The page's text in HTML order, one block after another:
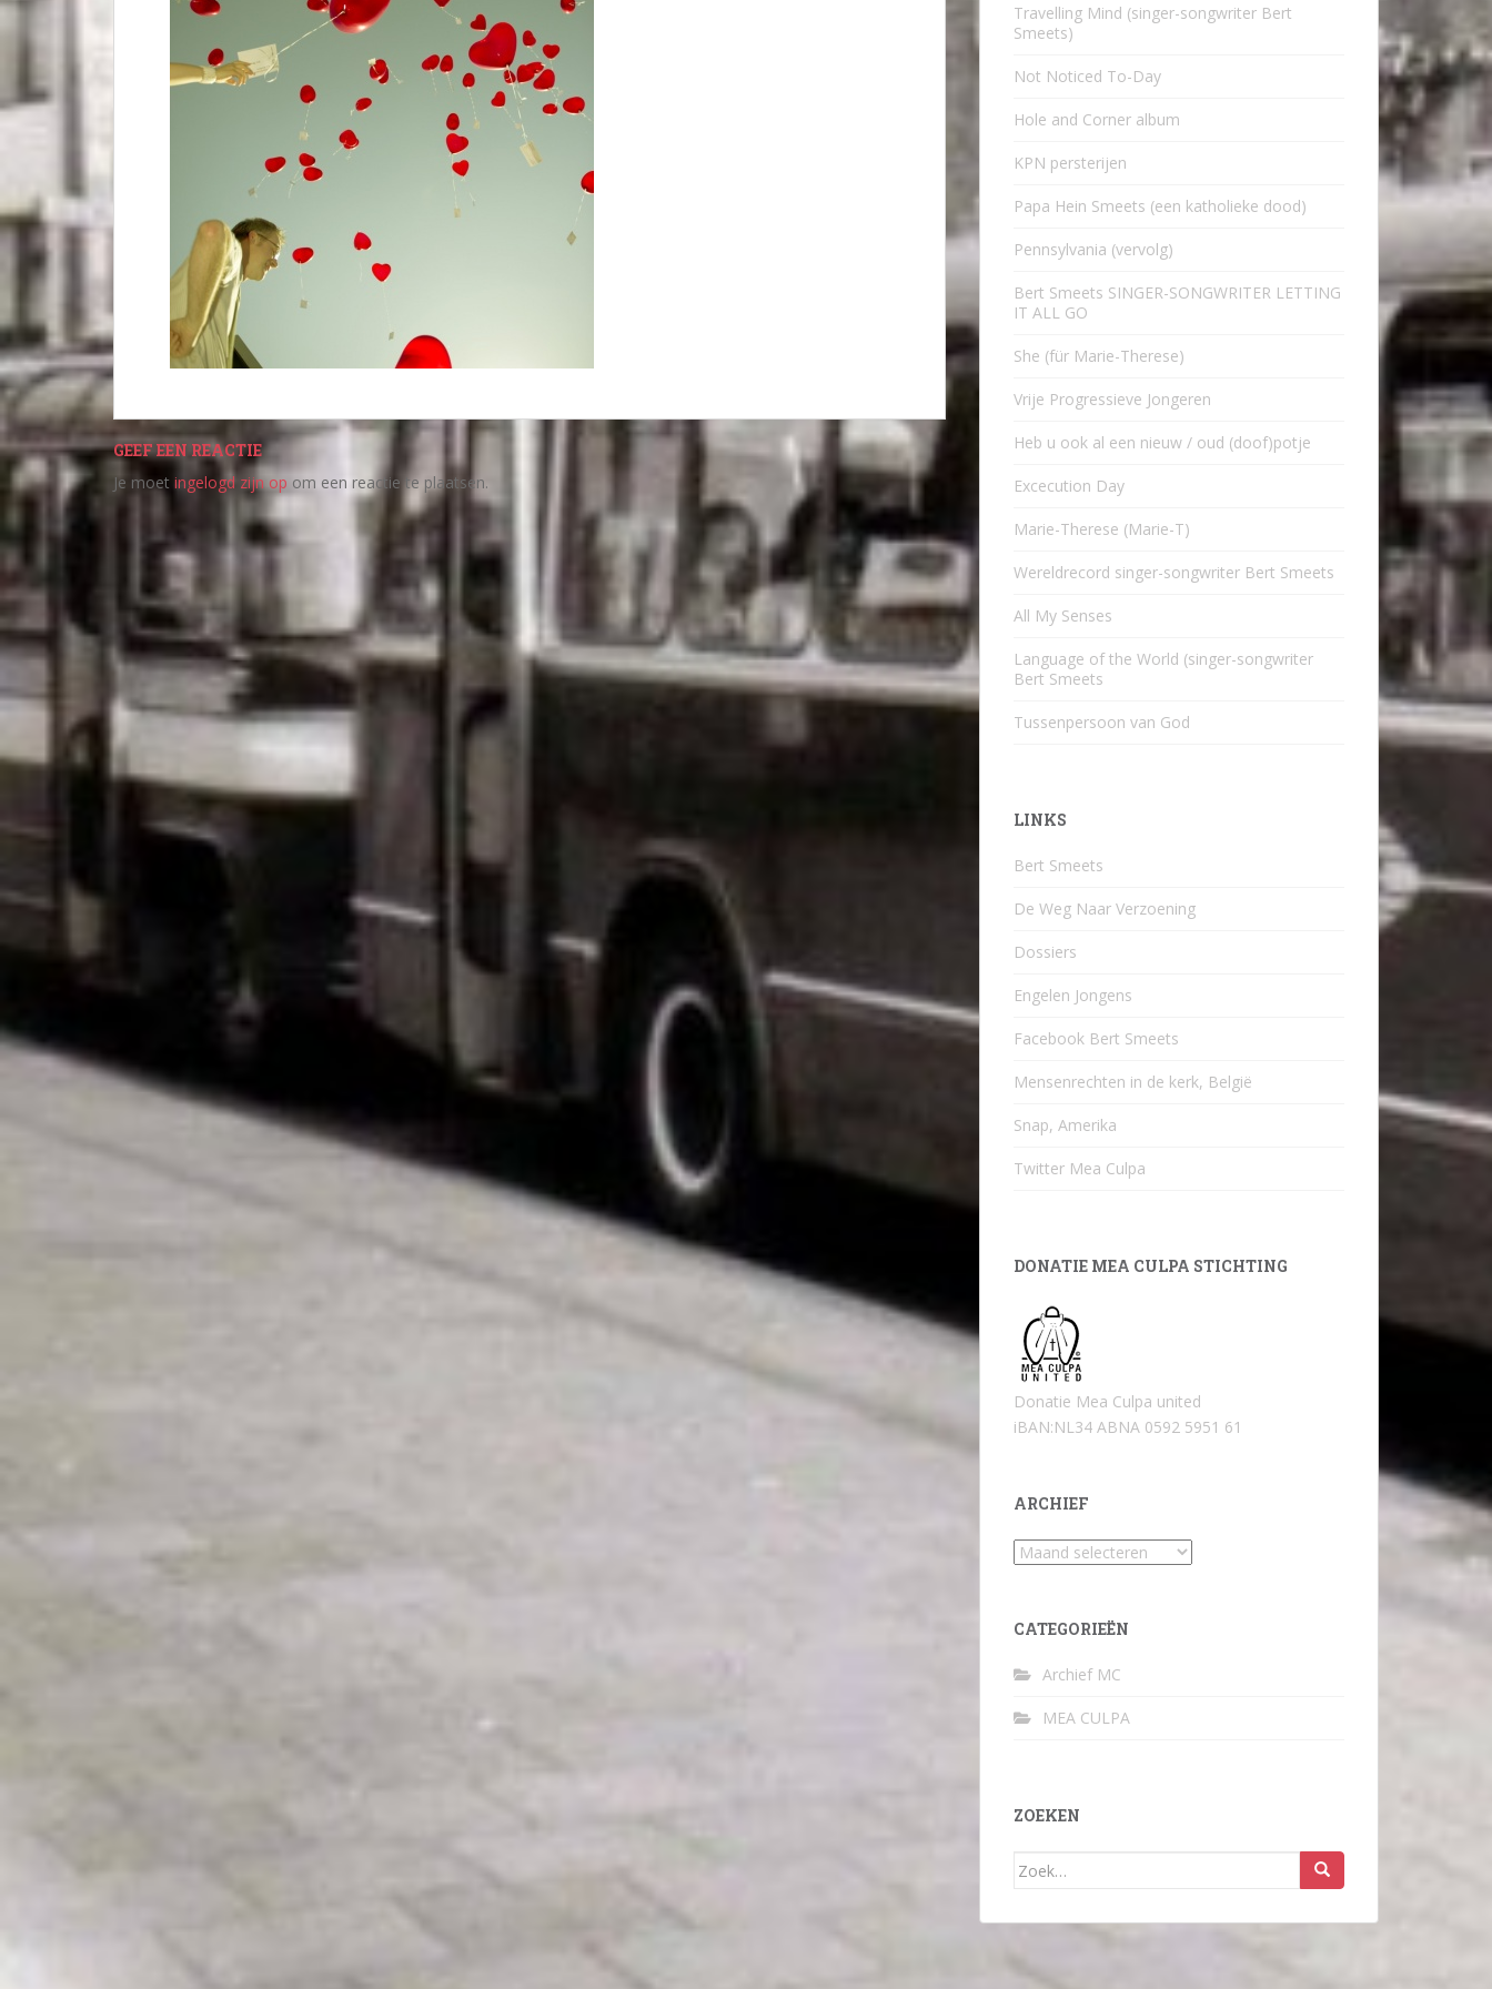
GEEF EEN REACTIE
Je moet ingelogd zijn op om een reactie te plaatsen.
Travelling Mind (singer-songwriter Bert
Smeets)
Not Noticed To-Day
Hole and Corner album
KPN persterijen
Papa Hein Smeets (een katholieke dood)
Pennsylvania (vervolg)
Bert Smeets SINGER-SONGWRITER LETTING
IT ALL GO
She (für Marie-Therese)
Vrije Progressieve Jongeren
Heb u ook al een nieuw / oud (doof)potje
Excecution Day
Marie-Therese (Marie-T)
Wereldrecord singer-songwriter Bert Smeets
All My Senses
Language of the World (singer-songwriter
Bert Smeets
Tussenpersoon van God
LINKS
Bert Smeets
De Weg Naar Verzoening
Dossiers
Engelen Jongens
Facebook Bert Smeets
Mensenrechten in de kerk, België
Snap, Amerika
Twitter Mea Culpa
DONATIE MEA CULPA STICHTING
Donatie Mea Culpa united
iBAN:NL34 ABNA 0592 5951 61
ARCHIEF
Archief
CATEGORIEËN
Archief MC
MEA CULPA
ZOEKEN
Zoek